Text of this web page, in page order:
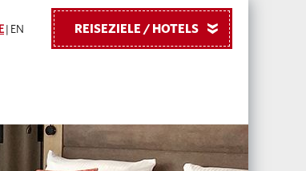
EN REISEZIELE / HOTELS »